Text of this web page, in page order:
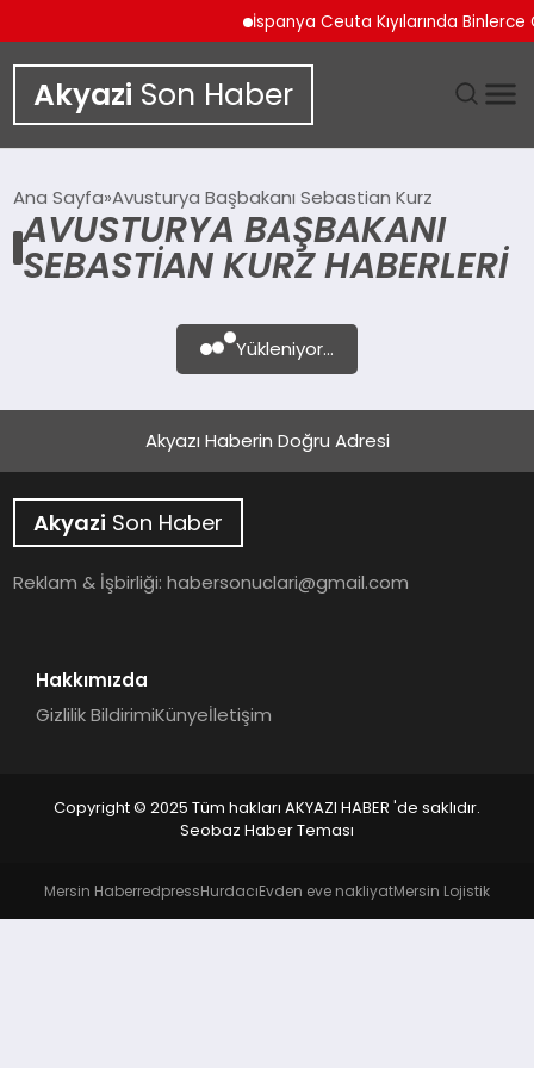
İspanya Ceuta Kıyılarında
Akyazi Son Haber
SIYASET
YAŞAM
Ana Sayfa Avusturya Başbakanı Sebastian Kurz
AVUSTURYA BAŞBAKANI
SEBASTIAN KURZ HABERLERI
Yükleniyor...
Akyazı Haberin Doğru Adresi
Akyazi Son Haber
Reklam & İşbirliği:habersonuclari@gmail.com
Hakkımızda
Gizlilik BildirimiKünyeİletişim
Copyright © 2025 Tüm hakları AKYAZI HABER 'de saklıdır.
Seobaz Haber Teması
Mersin HaberredpressHurdacıEvden eve nakliyatMersin Lojistik